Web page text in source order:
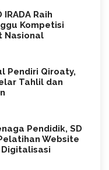
IRADA Raih
Kompetisi
Nasional
Pendiri Qiroaty,
Tahlil dan
Pendidik, SD
Website